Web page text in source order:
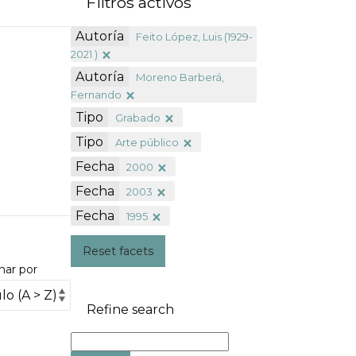
por
Autoría
Feito López, Luis (1929-
2021 )
Autoría
Moreno Barberá,
Fernando
Tipo Grabado
Tipo Arte público
Fecha 2000
Fecha 2003
Fecha 1995
Reset facets
Refine search